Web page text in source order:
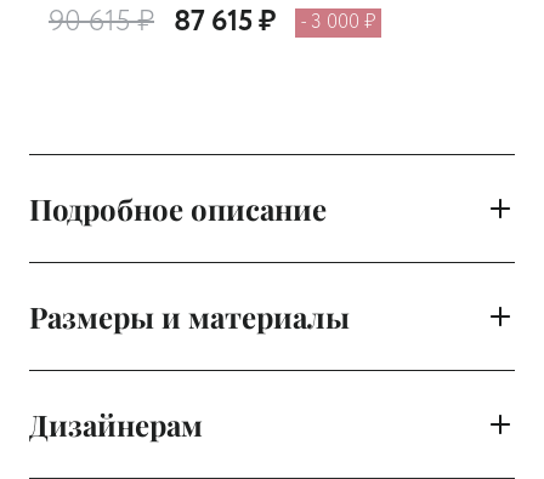
90 615 ₽ 87 615 ₽ - 3 000 ₽
Подробное описание
Размеры и материалы
Дизайнерам